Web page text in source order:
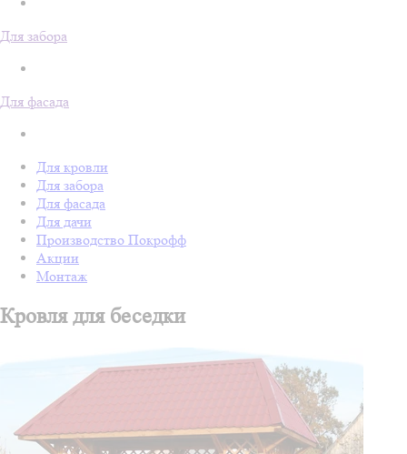
Для забора
Для фасада
Для кровли
Для забора
Для фасада
Для дачи
Производство Покрофф
Акции
Монтаж
Кровля для беседки